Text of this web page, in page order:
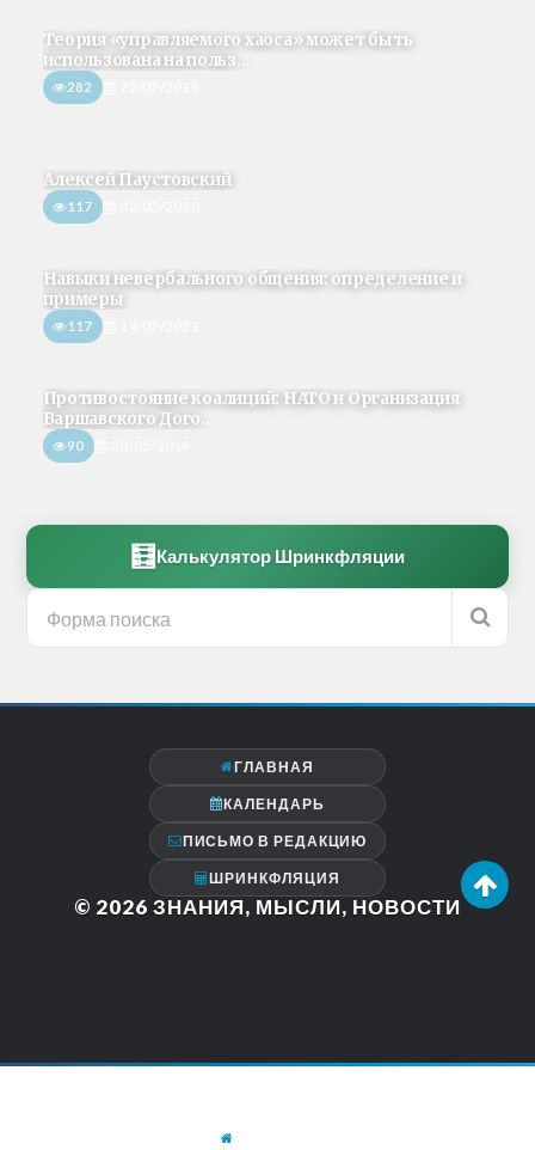
Теория «управляемого хаоса» может быть
использована на польз...
282
Алексей Паустовский
117
Навыки невербального общения: определение и
примеры
117
Противостояние коалиций: НАТО и Организация
Варшавского Дого...
90
🧮 Калькулятор Шринкфляции
ГЛАВНАЯ
КАЛЕНДАРЬ
ПИСЬМО В РЕДАКЦИЮ
ШРИНКФЛЯЦИЯ
© 2026 ЗНАНИЯ, МЫСЛИ, НОВОСТИ